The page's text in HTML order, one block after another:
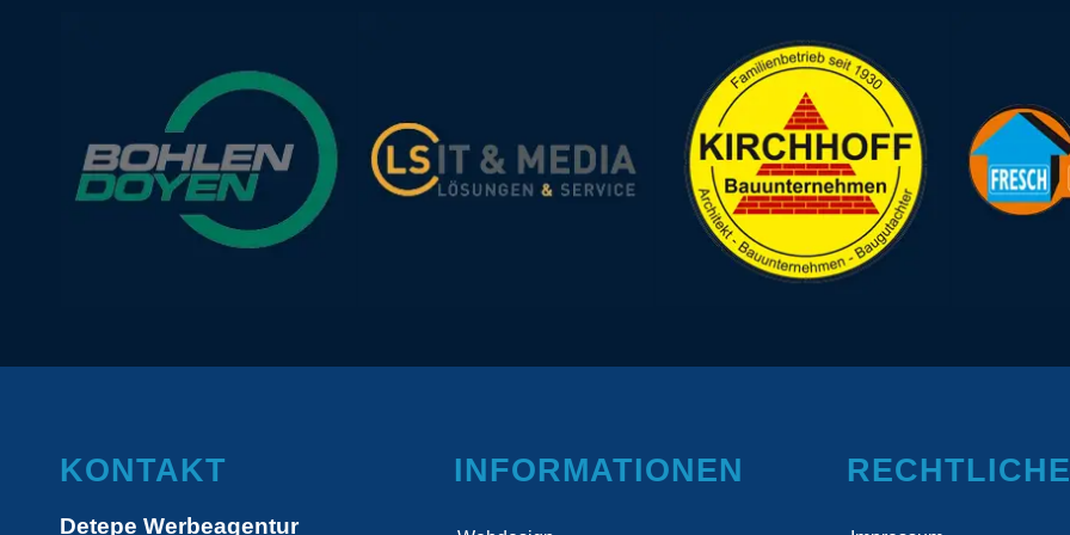
KONTAKT
Detepe Werbeagentur
INFORMATIONEN